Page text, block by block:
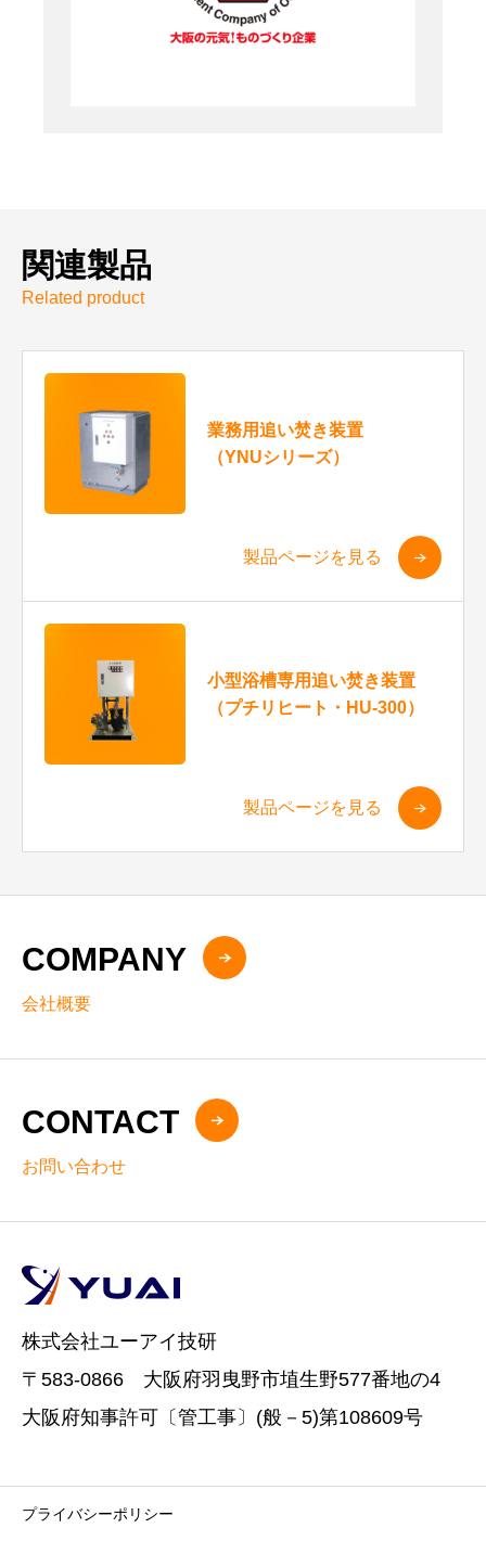
関連製品
Related product
業務用追い焚き装置
（YNUシリーズ）
製品ページを見る
小型浴槽専用追い焚き装置
（プチリヒート・HU-300）
製品ページを見る
COMPANY
会社概要
CONTACT
お問い合わせ
株式会社ユーアイ技研
〒583-0866 大阪府羽曳野市埴生野577番地の4
大阪府知事許可〔管工事〕(般－5)第108609号
プライバシーポリシー